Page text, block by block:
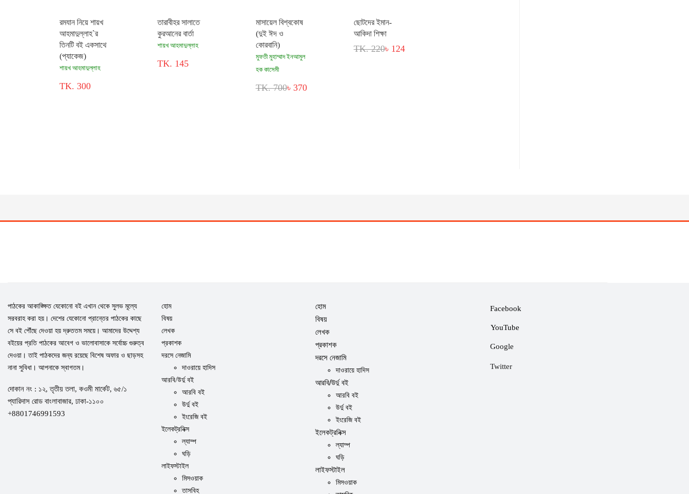
রমযান নিয়ে শায়খ
আহমাদুল্লাহ`র
তিনটি বই একসাথে
(প্যাকেজ)
শায়খ আহমাদুল্লাহ
TK. 300
তারাবীহর সালাতে
কুরআনের বার্তা
শায়খ আহমাদুল্লাহ
TK. 145
মাসায়েল বিশ্বকোষ
(দুই ঈদ ও
কোরবানি)
মুফতী মুহাম্মাদ ইনআমুল
হক কাসেমী
TK. 700৳ 370
ছোটদের ইমান-
আকিদা শিক্ষা
TK. 220৳ 124
পাঠকের আকাঙ্ক্ষিত যেকোনো বই এখান থেকে সুলভ মূল্যে
সরবরাহ করা হয়। দেশের যেকোনো প্রান্তের পাঠকের কাছে
সে বই পৌঁছে দেওয়া হয় দ্রুততম সময়ে। আমাদের উদ্দেশ্য
বইয়ের প্রতি পাঠকের আবেগ ও ভালোবাসাকে সর্বোচ্চ গুরুত্ব
দেওয়া। তাই পাঠকদের জন্য রয়েছে বিশেষ অফার ও ছাড়সহ
নানা সুবিধা। আপনাকে স্বাগতম।
দোকান নং : ১২, তৃতীয় তলা, কওমী মার্কেট, ৬৫/১
প্যারিদাস রোড বাংলাবাজার, ঢাকা-১১০০
+8801746991593
হোম
বিষয়
লেখক
প্রকাশক
দরসে নেজামি
দাওরায়ে হাদিস
আরবি/উর্দু বই
আরবি বই
উর্দু বই
ইংরেজি বই
ইলেকট্রনিক্স
ল্যাম্প
ঘড়ি
লাইফস্টাইল
মিসওয়াক
তাসবিহ
হোম
বিষয়
লেখক
প্রকাশক
দরসে নেজামি
দাওরায়ে হাদিস
আরবি/উর্দু বই
আরবি বই
উর্দু বই
ইংরেজি বই
ইলেকট্রনিক্স
ল্যাম্প
ঘড়ি
লাইফস্টাইল
মিসওয়াক
Facebook
YouTube
Google
Twitter